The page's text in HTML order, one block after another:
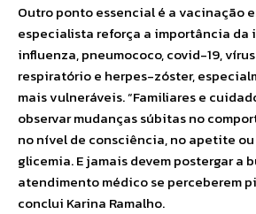
Outro ponto essencial é a vacinação
especialista reforça a importância da
influenza, pneumococo, covid-19,
respiratório e herpes-zóster,
mais vulneráveis. “Familiares e
observar mudanças súbitas no
no nível de consciência, no apetite
glicemia. E jamais devem postergar a
atendimento médico se perceberem
conclui Karina Ramalho.